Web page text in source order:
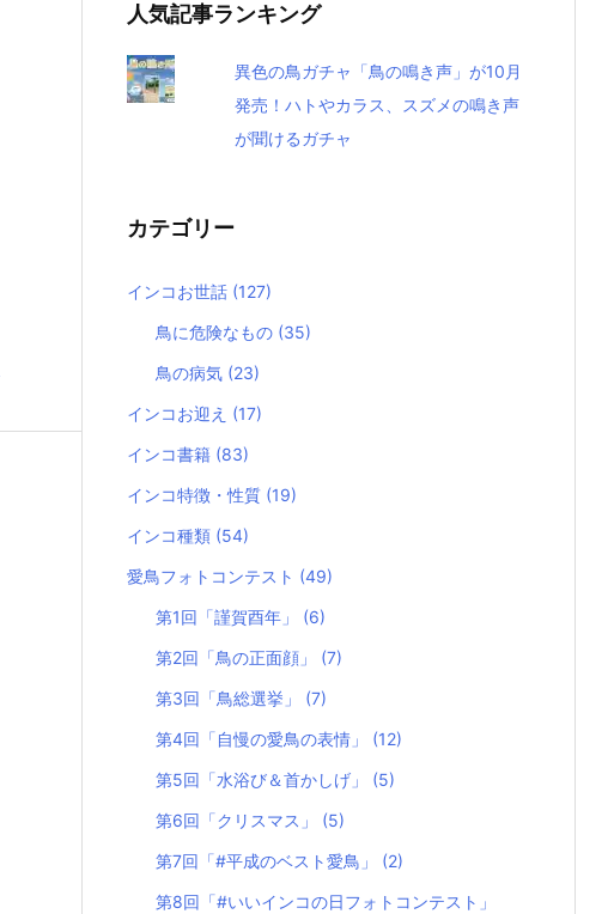
人気記事ランキング
異色の鳥ガチャ「鳥の鳴き声」が10月
発売！ハトやカラス、スズメの鳴き声
が聞けるガチャ
カテゴリー
インコお世話 (127)
鳥に危険なもの (35)
鳥の病気 (23)
インコお迎え (17)
インコ書籍 (83)
インコ特徴・性質 (19)
インコ種類 (54)
愛鳥フォトコンテスト (49)
第1回「謹賀酉年」 (6)
第2回「鳥の正面顔」 (7)
第3回「鳥総選挙」 (7)
第4回「自慢の愛鳥の表情」 (12)
第5回「水浴び＆首かしげ」 (5)
第6回「クリスマス」 (5)
第7回「#平成のベスト愛鳥」 (2)
第8回「#いいインコの日フォトコンテスト」